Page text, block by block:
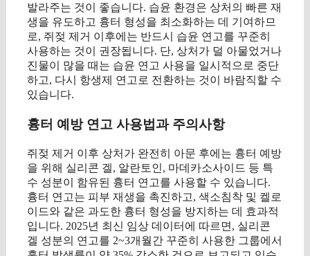
발라주는 것이 좋습니다. 습윤 환경은 상처의 빠른 재
생을 유도하고 흉터 형성을 최소화하는 데 기여하므
로, 쥐젖 제거 이후에는 반드시 습윤 연고를 꾸준히
사용하는 것이 권장됩니다. 단, 상처가 덜 아물었거나
진물이 많을 때는 습윤 연고 사용을 일시적으로 중단
하고, 다시 항생제 연고로 전환하는 것이 바람직할 수
있습니다.
흉터 예방 연고 사용법과 주의사항
쥐젖 제거 이후 상처가 완전히 아문 후에는 흉터 예방
을 위해 실리콘 겔, 알란토인, 마데카소사이드 등 특
수 성분이 함유된 흉터 연고를 사용할 수 있습니다.
흉터 연고는 피부 재생을 촉진하고, 색소침착 및 켈로
이드와 같은 과도한 흉터 형성을 방지하는 데 효과적
입니다. 2025년 최신 임상 데이터에 따르면, 실리콘
겔 성분의 연고를 2~3개월간 꾸준히 사용한 그룹에서